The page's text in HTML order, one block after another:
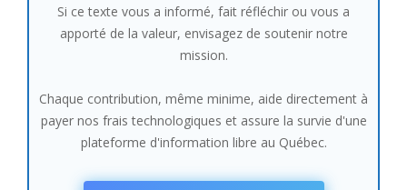
Si ce texte vous a informé, fait réfléchir ou vous a
apporté de la valeur, envisagez de soutenir notre
mission.
Chaque contribution, même minime, aide directement à
payer nos frais technologiques et assure la survie d'une
plateforme d'information libre au Québec.